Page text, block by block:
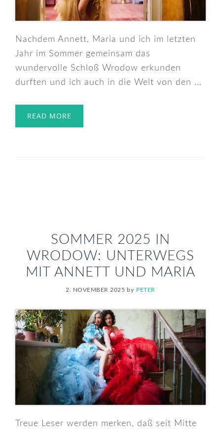
Nachdem Annett, Maria und ich im letzten
Jahr im Sommer gemeinsam das
wundervolle Schloß Wrodow erkunden
durften und ich auch in die Welt von den ...
READ MORE
SOMMER 2025 IN
WRODOW: UNTERWEGS
MIT ANNETT UND MARIA
2. NOVEMBER 2025 by PETER
Treue Leser werden merken, daß seit Mitte